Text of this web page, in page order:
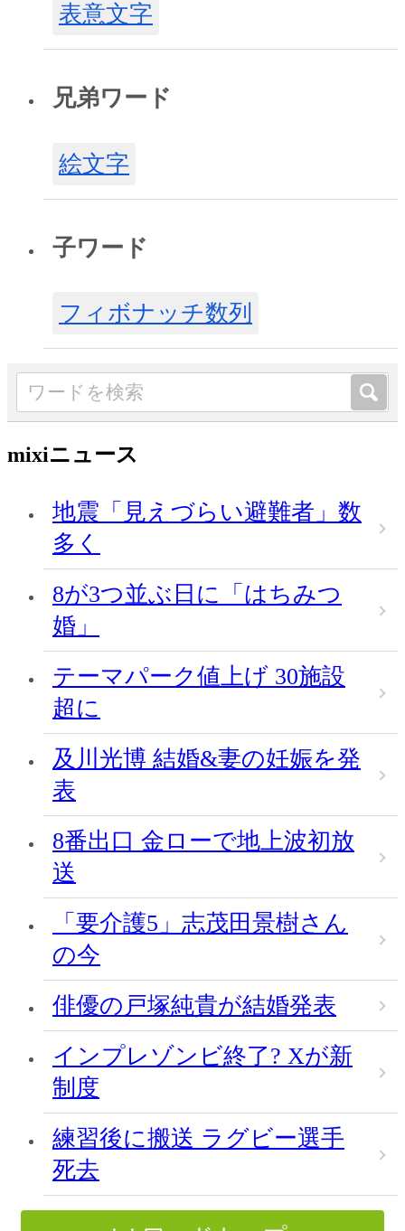
表意文字
兄弟ワード
絵文字
子ワード
フィボナッチ数列
mixiニュース
地震「見えづらい避難者」数
多く
8が3つ並ぶ日に「はちみつ
婚」
テーマパーク値上げ 30施設
超に
及川光博 結婚&妻の妊娠を発
表
8番出口 金ローで地上波初放
送
「要介護5」志茂田景樹さん
の今
俳優の戸塚純貴が結婚発表
インプレゾンビ終了? Xが新
制度
練習後に搬送 ラグビー選手
死去